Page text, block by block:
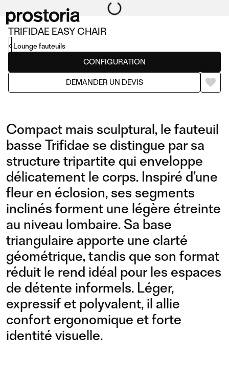
TRIFIDAE EASY CHAIR
CONFIGURATION
DEMANDER UN DEVIS
Lounge fauteuils
Compact mais sculptural, le fauteuil
basse Trifidae se distingue par sa
structure tripartite qui enveloppe
délicatement le corps. Inspiré d’une
fleur en éclosion, ses segments
inclinés forment une légère étreinte
au niveau lombaire. Sa base
triangulaire apporte une clarté
géométrique, tandis que son format
réduit le rend idéal pour les espaces
de détente informels. Léger,
expressif et polyvalent, il allie
confort ergonomique et forte
identité visuelle.